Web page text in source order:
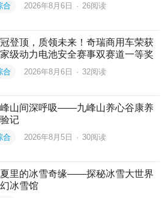
合 2026年8月6日 · 26阅读
登顶，质领未来！奇瑞商用车荣获
级动力电池安全赛事双赛道一等奖
合 2026年8月6日 · 32阅读
山间深呼吸——九峰山养心谷康养
记
合 2026年8月5日 · 30阅读
里的冰雪奇缘——探秘冰雪大世界
冰雪馆